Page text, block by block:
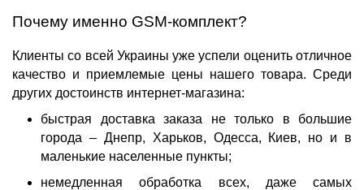
Почему именно GSM-комплект?
Клиенты со всей Украины уже успели оценить отличное
качество и приемлемые цены нашего товара. Среди
других достоинств интернет-магазина:
быстрая доставка заказа не только в большие
города – Днепр, Харьков, Одесса, Киев, но и в
маленькие населенные пункты;
немедленная обработка всех, даже самых